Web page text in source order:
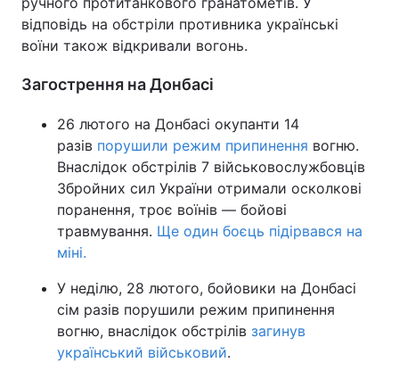
відповідь на обстріли противника українські
воїни також відкривали вогонь.
Загострення на Донбасі
26 лютого на Донбасі окупанти 14
разів порушили режим припинення вогню.
Внаслідок обстрілів 7 військовослужбовців
Збройних сил України отримали осколкові
поранення, троє воїнів — бойові
травмування. Ще один боєць підірвався на
міні.
У неділю, 28 лютого, бойовики на Донбасі
сім разів порушили режим припинення
вогню, внаслідок обстрілів загинув
український військовий.